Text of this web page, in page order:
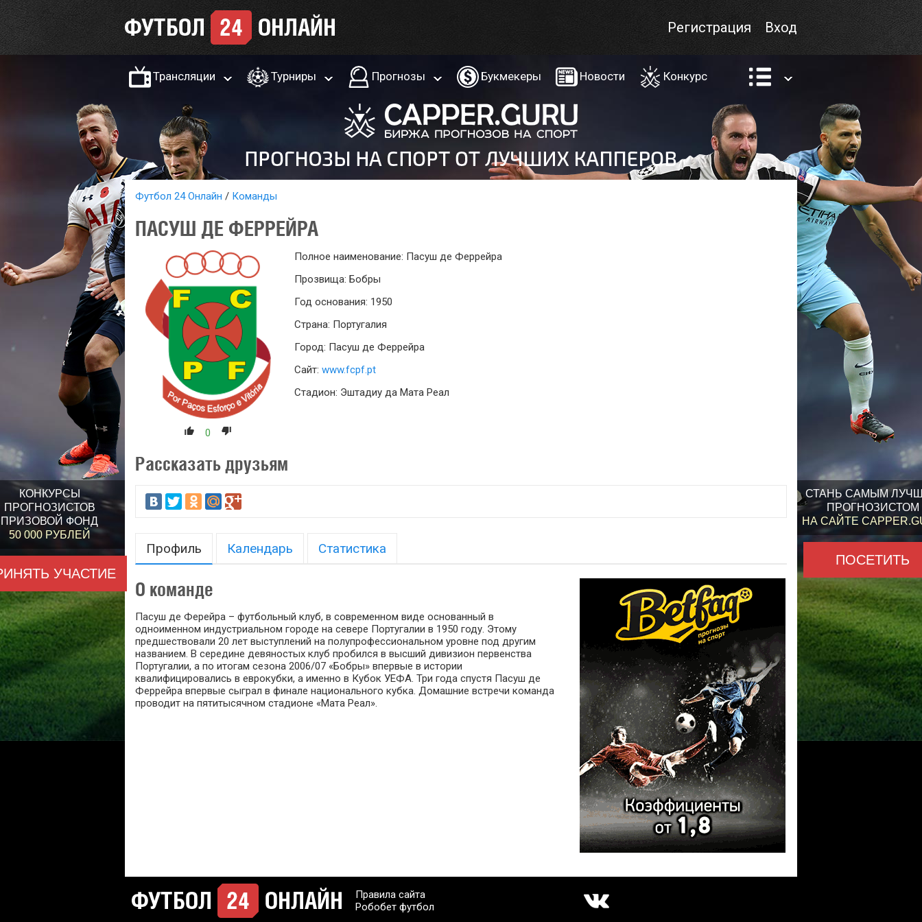
КОНКУРСЫ
ПРОГНОЗИСТОВ
ПРИЗОВОЙ ФОНД
50 000 РУБЛЕЙ
УЧАСТИЕ
СТАНЬ САМЫМ
ПРОГНОЗИСТОМ
НА САЙТЕ
ПОСЕТИТЬ
Вход
Регистрация
Трансляции Турниры Прогнозы Букмекеры Новости Конкурс
Футбол 24 Онлайн Команды
ПАСУШ ДЕ ФЕРРЕЙРА
0
Полное наименование: Пасуш де Феррейра
Прозвища: Бобры
Год основания: 1950
Страна: Португалия
Город: Пасуш де Феррейра
Сайт: www.fcpf.pt
Стадион: Эштадиу да Мата Реал
Рассказать друзьям
Профиль Календарь Статистика
О команде
Пасуш де Ферейра – футбольный клуб, в современном виде основанный в
одноименном индустриальном городе на севере Португалии в 1950 году. Этому
предшествовали 20 лет выступлений на полупрофессиональном уровне под другим
названием. В середине девяностых клуб пробился в высший дивизион первенства
Португалии, а по итогам сезона 2006/07 «Бобры» впервые в истории
квалифицировались в еврокубки, а именно в Кубок УЕФА. Три года спустя Пасуш де
Феррейра впервые сыграл в финале национального кубка. Домашние встречи команда
проводит на пятитысячном стадионе «Мата Реал».
Правила сайта
Робобет футбол